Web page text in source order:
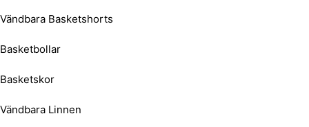
Vändbara Basketshorts
Basketbollar
Basketskor
Vändbara Linnen